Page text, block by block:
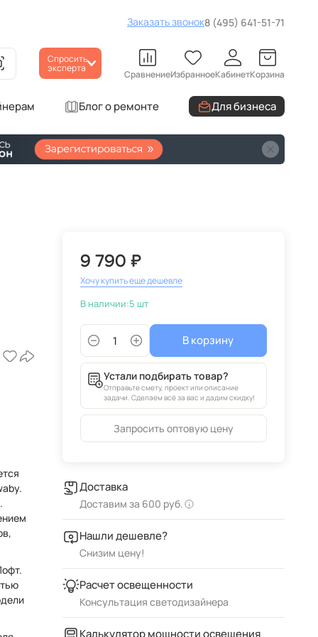
Заказать звонок8 (495) 641-51-71
Спросить
эксперта СравнениеИзбранноеКабинетКорзина
Блог о ремонте Для бизнеса
9 790 ₽
Хочу купить еще дешевле
В наличии:5 шт
В корзину
Устали подбирать товар?
Отправьте смету, проект или описание
задачи. Сделаем всё за вас и дадим скидку!
Запросить оптовую цену
Доставка
Доставим за 600 руб.
Нашли дешевле?
Снизим цену!
Расчет освещенности
Консультация светодизайнера
Калькулятор мощности освещения